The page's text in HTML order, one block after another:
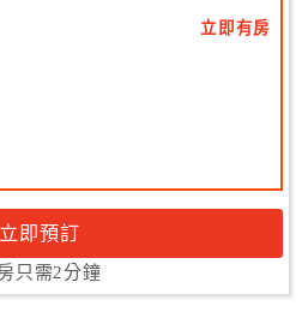
立即有房
立即預訂
只需2分鐘